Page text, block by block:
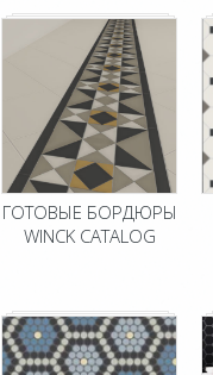
ГОТОВЫЕ БОРДЮРЫ
WINCK CATALOG